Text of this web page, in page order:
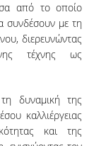
από το οποίο
συνδέσουν με τη
διερευνώντας
τέχνης ως
δυναμική της
καλλιέργειας
και της